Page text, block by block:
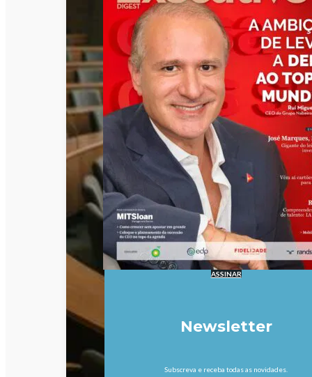
ASSINAR
Newsletter
Subscreva e receba todas as novidades.